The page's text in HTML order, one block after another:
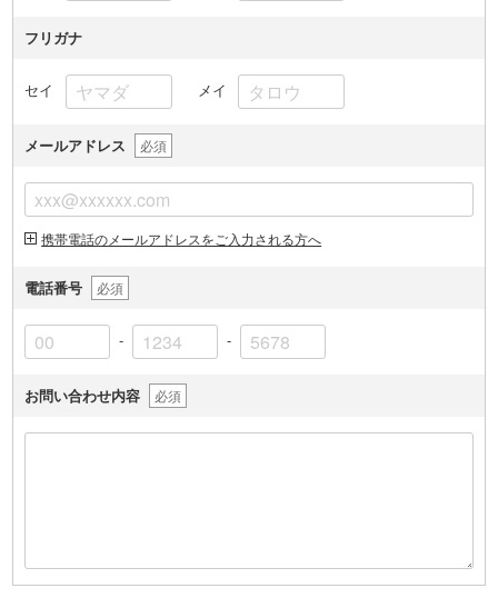
フリガナ
セイ メイ
メールアドレス 必須
携帯電話のメールアドレスをご入力される方へ
電話番号 必須
- -
お問い合わせ内容 必須